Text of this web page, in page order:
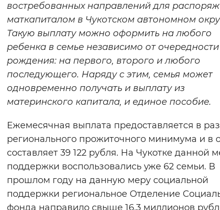
Цвет сайта
Инверсивный
Синий фон
Изображения
Включены Выключены
Воспроизвести Остановить
Вернуть стандартные настройки
востребованных направлений для
маткапиталом в Чукотском автономном
Такую выплату можно оформить на любого
ребенка в семье независимо от очередности
рождения: на первого, второго и любого
последующего. Наряду с этим, семья может
одновременно получать и выплату из
материнского капитала, и единое пособие.
Ежемесячная выплата предоставляется в
регионального прожиточного минимума и в
составляет 39 122 рубля. На Чукотке данной
поддержки воспользовались уже 62 семьи. В
прошлом году на данную меру социальной
поддержки региональное Отделение
фонда направило свыше 16,3 миллионов